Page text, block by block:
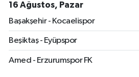
16 Ağustos, Pazar
Başakşehir - Kocaelispor
Beşiktaş - Eyüpspor
Amed - Erzurumspor FK